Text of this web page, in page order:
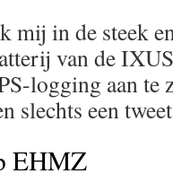
mij in de steek
van de
logging aan te
slechts een
EHMZ